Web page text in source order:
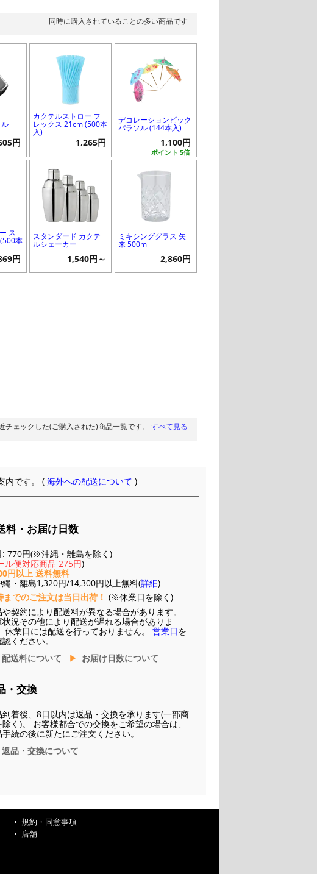
同時に購入されていることの多い商品です
円
カクテルストロー フ
レックス 21cm (500本
入)
1,265円
デコレーションピック
パラソル (144本入)
ポイント 5倍
1,100円
ス
本
円
スタンダード カクテ
ルシェーカー
1,540円～
ミキシンググラス 矢
来 500ml
2,860円
チェックした(ご購入された)商品一覧です。 すべて見る
内です。 (海外への配送について )
料・お届け日数
: 770円(※沖縄・離島を除く)
ル便対応商品 275円)
円以上 送料無料
・離島1,320円/14,300円以上無料(詳細)
までのご注文は当日出荷！ (※休業日を除く)
契約により配送料が異なる場合があります。
状況その他により配送が遅れる場合がありま
休業日には配送を行っておりません。 営業日を
ください。
配送料について
お届け日数について
・交換
到着後、8日以内は返品・交換を承ります(一部商
く)。 お客様都合での交換をご希望の場合は、
続の後に新たにご注文ください。
返品・交換について
規約・同意事項
店舗